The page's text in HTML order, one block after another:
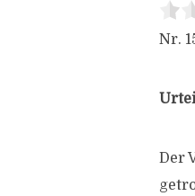
Nr.
Der